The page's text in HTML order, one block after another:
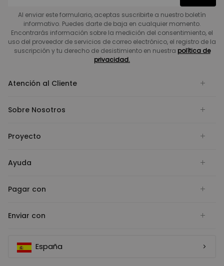
Al enviar este formulario, aceptas suscribirte a nuestro boletín
informativo. Puedes darte de baja en cualquier momento.
Encontrarás información sobre la medición del consentimiento, el
uso del proveedor de servicios de correo electrónico, el registro de la
suscripción y tu derecho de desistimiento en nuestra política de
privacidad.
Atención al Cliente
Sobre Nosotros
Proyecto
Ayuda
Pagar con
Enviar con
España